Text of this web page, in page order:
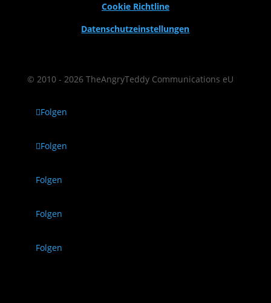
Cookie Richtline
Datenschutzeinstellungen
© 2010 - 2026 TheAngryTeddy Communications eU
Folgen
Folgen
Folgen
Folgen
Folgen